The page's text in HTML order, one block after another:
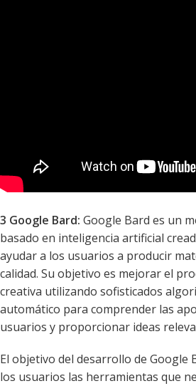
3 Google Bard: Google Bard es un
basado en inteligencia artificial
ayudar a los usuarios a producir
calidad. Su objetivo es mejorar el
creativa utilizando sofisticados
automático para comprender las
usuarios y proporcionar ideas
El objetivo del desarrollo de Google
los usuarios las herramientas que